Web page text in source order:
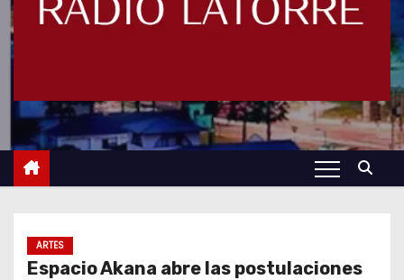
ARTES
Espacio Akana abre las postulaciones